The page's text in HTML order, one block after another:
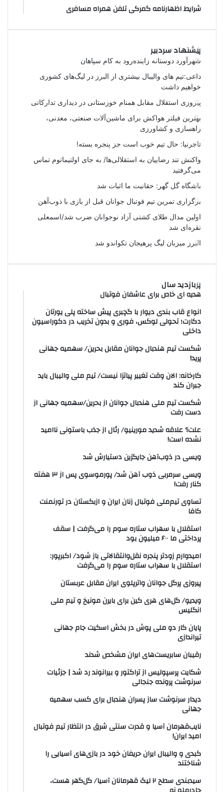
شرایط اظهارنامه گمرکی تلفن همراه مسافری
پیشنهاد سردبیر
شهرآورد دوستانه زاینده‌رود به کام سپاهان
داعی:تیم های والیبال بیشتری از البرز در لیگ‌های کشوری
خواهیم داشت
پیروزی استقلال مقابل همنام خوزستانی در دیداری تدارکاتی
بهترین فیلتر هواکش برای ماشین‌آلات صنعتی، معدنی،
راهسازی و کشاورزی
تاجرنیا: حال تیم خوب است جز پنجره بسته!
واکنش تند رضاییان به استقلالی‌ها/ به جای اولتیماتوم تماس
می‌گرفتید
باشگاه گل گهر: حقانیت ما اثبات شد
برگزاری تمرین تیم فوتبال جوانان قبل از بازی با ذوب‌آهن
اولین مدال طلای کشتی آزاد نوجوانان ضرب شد/اسمعلی
نقره‌ای شد
البرز میزبان لیگ پرهیجان تکواندو شد
پربازدید سال
هدیه ای خاص برای عاشفان فوتبال
انواع قاب بندی دیوار با گچبری پیش ساخته پلی یورتان
دکارت؛ تحولی لوکس، فوری و بدون تخریب در دکوراسیون
داخلی
شکست تیم هندبال جوانان مقابل بحرین/ سهمیه جهانی
پرید!
کارخانه: الان وقت تغییر پیاتزا نیست/ تیم ملی والیبال باید
جبران کند
شکست تیم ملی هندبال جوانان از بحرین/سهمیه جهانی از
دست رفت
علت؟ علاقه شدید مورینیو/ رئال از جذب باستونی ناامید
نشده است!
ویسی در ذوب‌آهن جایگزین دستیارش شد
ویسی سرمربی ذوب آهن شد/ پورموسوی پس از ۳ هفته
کنار رفت!
تساوی تیم‌ملی فوتبال زنان ایران و ازبکستان در تورنمنت
کافا
استقلال با سهراب ستاره سوم را می‌گرفت | سقف
پرداختی ما ۶۰۰ میلیون بود
امیدوارم زودتر پنجره نقل‌وانتقالاتی باز شود/ اکبرپور:
استقلال با سهراب ستاره سوم را می‌گرفت
پیروزی پرگل جوانان واترپلوی ایران مقابل عربستان
ویدیو/ گل‌های هری‌ کین برای بایرن مونیخ و تیم ملی
انگلیس
پایان کار دو ملی پوش در بخش اسکیت جام جهانی
تیراندازی
رقیبان سابریست‌های ایران مشخص شدند
شکایت پرسپولیس از تراکتور و بیرانوند رد شد | جزئیات
سرنوشت پرونده جنجالی
دیدار سرنوشت ساز پسران هندبال برای کسب سهمیه
جهانی
نایب‌قهرمان آسیا و قدرت سنتی شرق در انتظار تیم فوتبال
امید ایران!
کبدی و والیبال ایران حریفان خود در بازی‌های آسیایی را
شناختند
سیدبندی سطح ۲ لیگ قهرمانان آسیا/ گل‌گهر هست،